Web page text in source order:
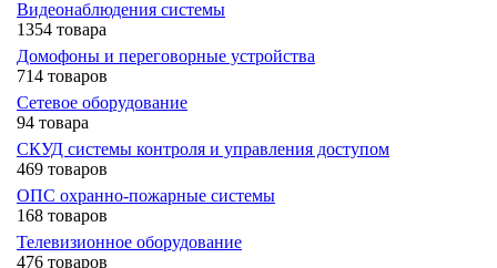
Видеонаблюдения cистемы
1354 товара
Домофоны и переговорные устройства
714 товаров
Сетевое оборудование
94 товара
СКУД системы контроля и управления доступом
469 товаров
ОПС охранно-пожарные системы
168 товаров
Телевизионное оборудование
476 товаров